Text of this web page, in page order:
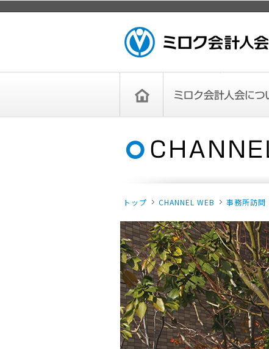
ASSOCIATION
トップ CHANNEL WEB 事務所訪問